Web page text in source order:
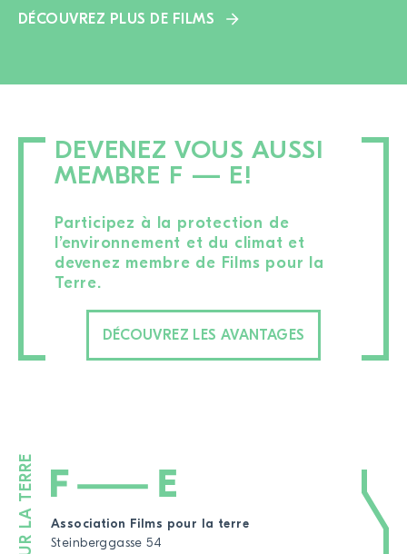
DÉCOUVREZ PLUS DE FILMS
DEVENEZ VOUS AUSSI
MEMBRE F — E!
Participez à la protection de
l’environnement et du climat et
devenez membre de Films pour la
Terre.
DÉCOUVREZ LES AVANTAGES
Association Films pour la terre
Steinberggasse 54